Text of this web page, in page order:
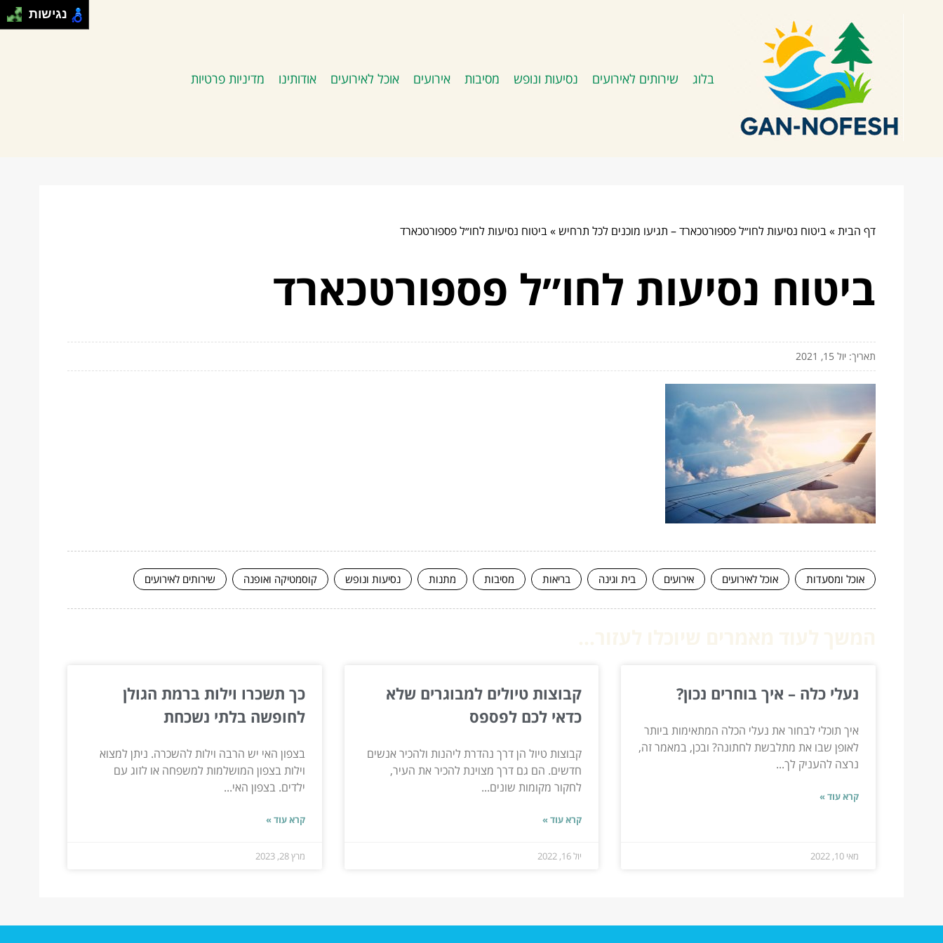
בלוג שירותים לאירועים נסיעות ונופש מסיבות אירועים אוכל לאירועים אודותינו מדיניות פרטיות
דף הבית»ביטוח נסיעות לחו״ל פספורטכארד – תגיעו מוכנים לכל תרחיש»ביטוח נסיעות לחו״ל פספורטכארד
ביטוח נסיעות לחו״ל פספורטכארד
תאריך: יול 15, 2021
אוכל ומסעדות אוכל לאירועים אירועים בית וגינה בריאות מסיבות מתנות נסיעות ונופש קוסמטיקה ואופנה שירותים לאירועים
נעלי כלה – איך בוחרים נכון?
איך תוכלי לבחור את נעלי הכלה המתאימות ביותר
לאופן שבו את מתלבשת לחתונה? ובכן, במאמר זה,
נרצה להעניק לך...
קרא עוד »
מאי 10, 2022
קבוצות טיולים למבוגרים שלא
כדאי לכם לפספס
קבוצות טיול הן דרך נהדרת ליהנות ולהכיר אנשים
חדשים. הם גם דרך מצוינת להכיר את העיר,
לחקור מקומות שונים...
קרא עוד »
יול 16, 2022
כך תשכרו וילות ברמת הגולן
לחופשה בלתי נשכחת
בצפון האי יש הרבה וילות להשכרה. ניתן למצוא
וילות בצפון המושלמות למשפחה או לזוג עם
ילדים. בצפון האי...
קרא עוד »
מרץ 28, 2023
נגישות